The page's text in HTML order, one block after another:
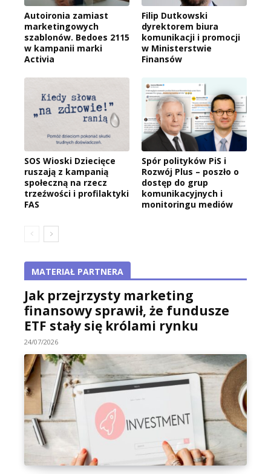
Autoironia zamiast
marketingowych
szablonów. Bedoes 2115
w kampanii marki
Activia
Filip Dutkowski
dyrektorem biura
komunikacji i promocji
w Ministerstwie
Finansów
SOS Wioski Dziecięce
ruszają z kampanią
społeczną na rzecz
trzeźwości i profilaktyki
FAS
Spór polityków PiS i
Rozwój Plus – poszło o
dostęp do grup
komunikacyjnych i
monitoringu mediów
MATERIAŁ PARTNERA
Jak przejrzysty marketing
finansowy sprawił, że fundusze
ETF stały się królami rynku
24/07/2026